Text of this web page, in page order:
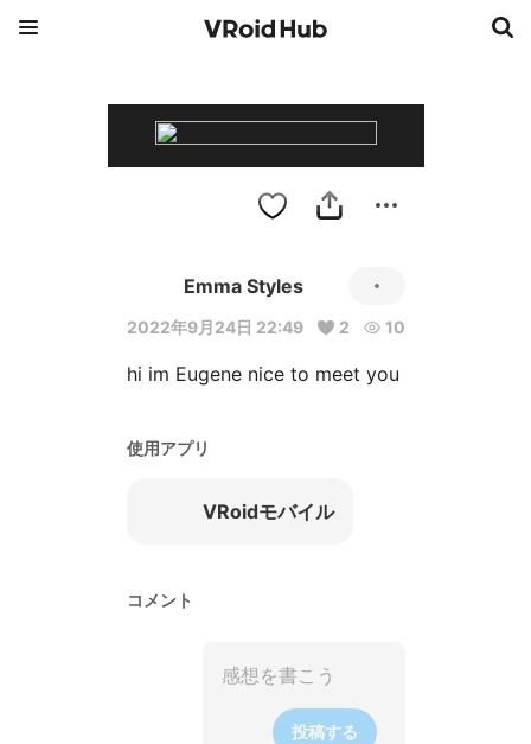
Emma Styles
2022年9月24日 22:49 2 10
hi im Eugene nice to meet you
使用アプリ
VRoidモバイル
コメント
投稿する